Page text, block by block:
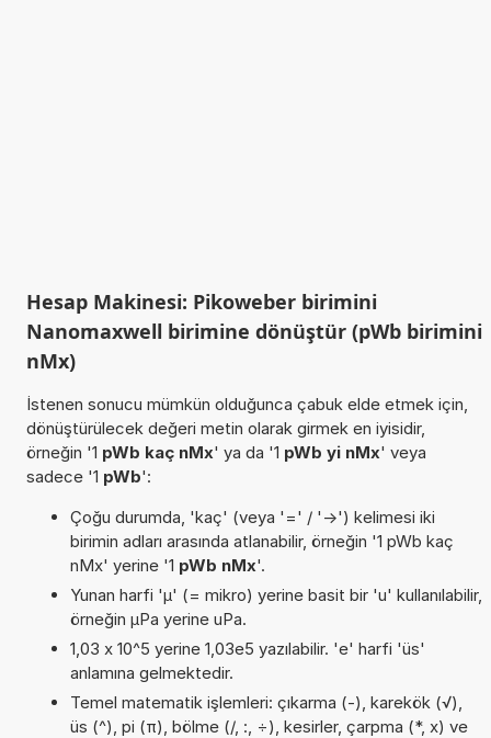
Hesap Makinesi: Pikoweber birimini
Nanomaxwell birimine dönüştür (pWb birimini
nMx)
İstenen sonucu mümkün olduğunca çabuk elde etmek için,
dönüştürülecek değeri metin olarak girmek en iyisidir,
örneğin '1 pWb kaç nMx' ya da '1 pWb yi nMx' veya
sadece '1 pWb':
Çoğu durumda, 'kaç' (veya '=' / '->') kelimesi iki
birimin adları arasında atlanabilir, örneğin '1 pWb kaç
nMx' yerine '1 pWb nMx'.
Yunan harfi 'µ' (= mikro) yerine basit bir 'u' kullanılabilir,
örneğin µPa yerine uPa.
1,03 x 10^5 yerine 1,03e5 yazılabilir. 'e' harfi 'üs'
anlamına gelmektedir.
Temel matematik işlemleri: çıkarma (-), karekök (√),
üs (^), pi (π), bölme (/, :, ÷), kesirler, çarpma (*, x) ve